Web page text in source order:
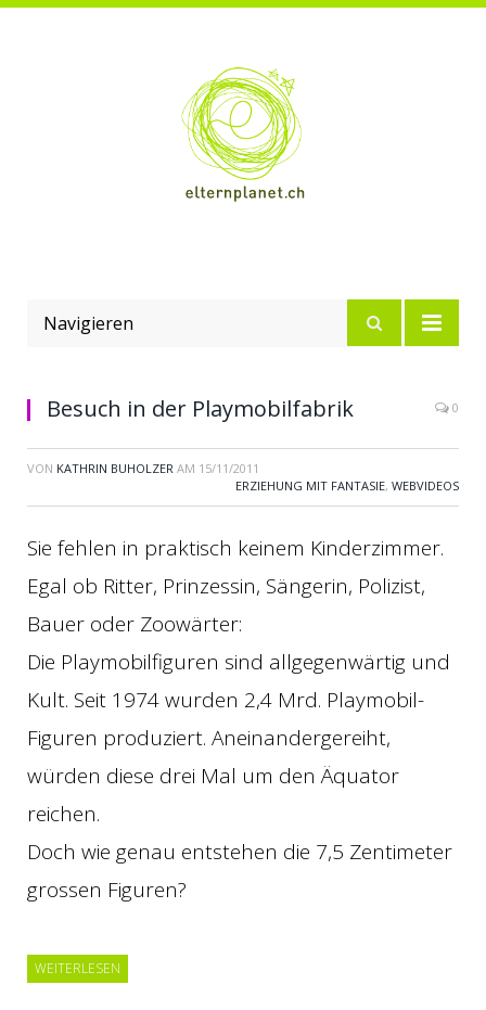
Navigieren
Besuch in der Playmobilfabrik 0
VON KATHRIN BUHOLZER AM 15/11/2011
ERZIEHUNG MIT FANTASIE, WEBVIDEOS
Sie fehlen in praktisch keinem Kinderzimmer.
Egal ob Ritter, Prinzessin, Sängerin, Polizist,
Bauer oder Zoowärter:
Die Playmobilfiguren sind allgegenwärtig und
Kult. Seit 1974 wurden 2,4 Mrd. Playmobil-
Figuren produziert. Aneinandergereiht,
würden diese drei Mal um den Äquator
reichen.
Doch wie genau entstehen die 7,5 Zentimeter
grossen Figuren?
WEITERLESEN